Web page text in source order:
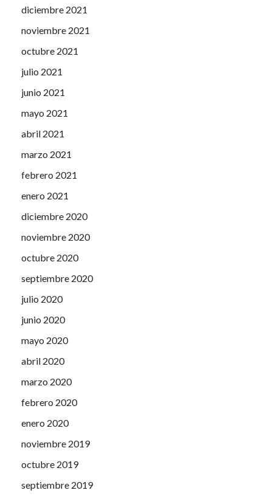
diciembre 2021
noviembre 2021
octubre 2021
julio 2021
junio 2021
mayo 2021
abril 2021
marzo 2021
febrero 2021
enero 2021
diciembre 2020
noviembre 2020
octubre 2020
septiembre 2020
julio 2020
junio 2020
mayo 2020
abril 2020
marzo 2020
febrero 2020
enero 2020
noviembre 2019
octubre 2019
septiembre 2019